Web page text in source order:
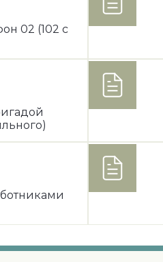
02 (102 с